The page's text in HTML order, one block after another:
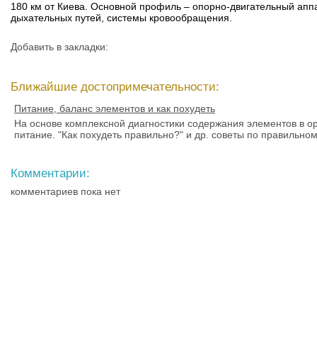
180 км от Киева. Основной профиль – опорно-двигательный
дыхательных путей, системы кровообращения.
Добавить в закладки:
Ближайшие достопримечательности:
Питание, баланс элементов и как похудеть
На основе комплексной диагностики содержания элементов в
питание. "Как похудеть правильно?" и др. советы по
Комментарии:
комментариев пока нет